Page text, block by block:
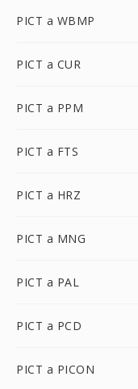
PICT a WBMP
PICT a CUR
PICT a PPM
PICT a FTS
PICT a HRZ
PICT a MNG
PICT a PAL
PICT a PCD
PICT a PICON